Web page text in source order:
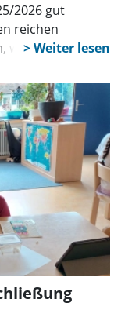
2026 gut
reichen
wie es in
in die politische
aber